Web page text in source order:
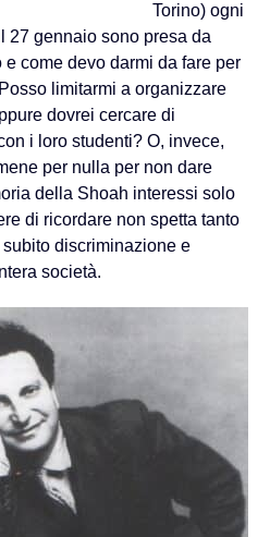
Torino) ogni
27 gennaio sono presa da
come devo darmi da fare per
limitarmi a organizzare
dovrei cercare di
i loro studenti? O, invece,
per nulla per non dare
della Shoah interessi solo
di ricordare non spetta tanto
discriminazione e
società.